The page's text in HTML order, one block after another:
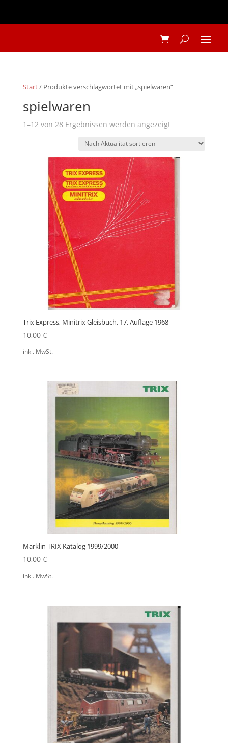
Start/ Produkte verschlagwortet mit „spielwaren“
spielwaren
1–12 von 28 Ergebnissen werden angezeigtNach
Trix Express, Minitrix Gleisbuch, 17. Auflage 1968
10,00 €
inkl. MwSt.
Märklin TRIX Katalog 1999/2000
10,00 €
inkl. MwSt.